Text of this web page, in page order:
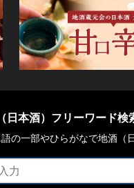
日本酒）フリーワード検
の一部やひらがなで地酒（